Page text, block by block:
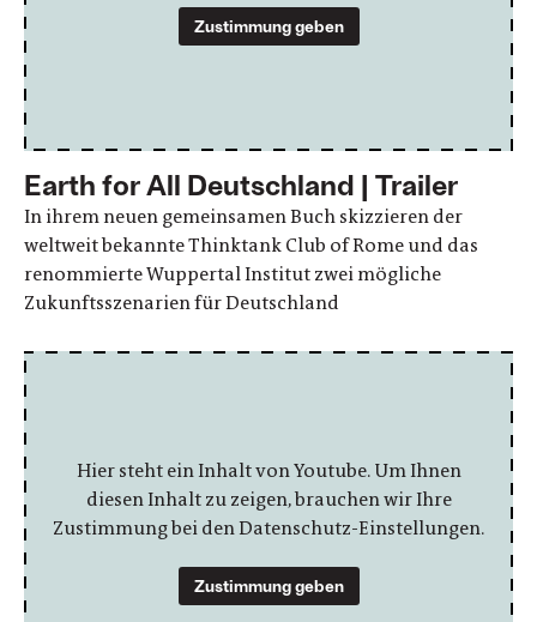
Zustimmung geben
Earth for All Deutschland | Trailer
In ihrem neuen gemeinsamen Buch skizzieren der
weltweit bekannte Thinktank Club of Rome und das
renommierte Wuppertal Institut zwei mögliche
Zukunftsszenarien für Deutschland
Hier steht ein Inhalt von Youtube. Um Ihnen
diesen Inhalt zu zeigen, brauchen wir Ihre
Zustimmung bei den Datenschutz-Einstellungen.
Zustimmung geben